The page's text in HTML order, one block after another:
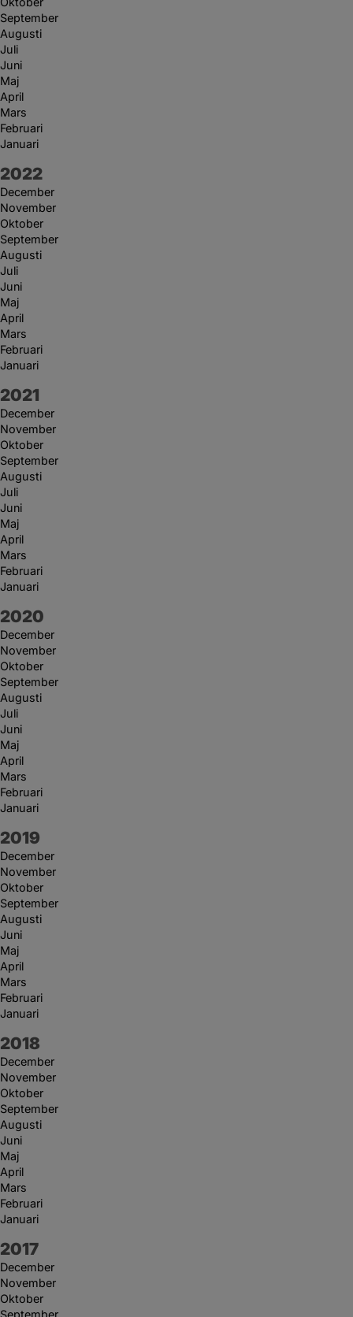
September
Augusti
Juli
Juni
Maj
April
Mars
Februari
Januari
År:
2022
December
November
Oktober
September
Augusti
Juli
Juni
Maj
April
Mars
Februari
Januari
År:
2021
December
November
Oktober
September
Augusti
Juli
Juni
Maj
April
Mars
Februari
Januari
År:
2020
December
November
Oktober
September
Augusti
Juli
Juni
Maj
April
Mars
Februari
Januari
År:
2019
December
November
Oktober
September
Augusti
Juni
Maj
April
Mars
Februari
Januari
År:
2018
December
November
Oktober
September
Augusti
Juni
Maj
April
Mars
Februari
Januari
År:
2017
December
November
Oktober
September